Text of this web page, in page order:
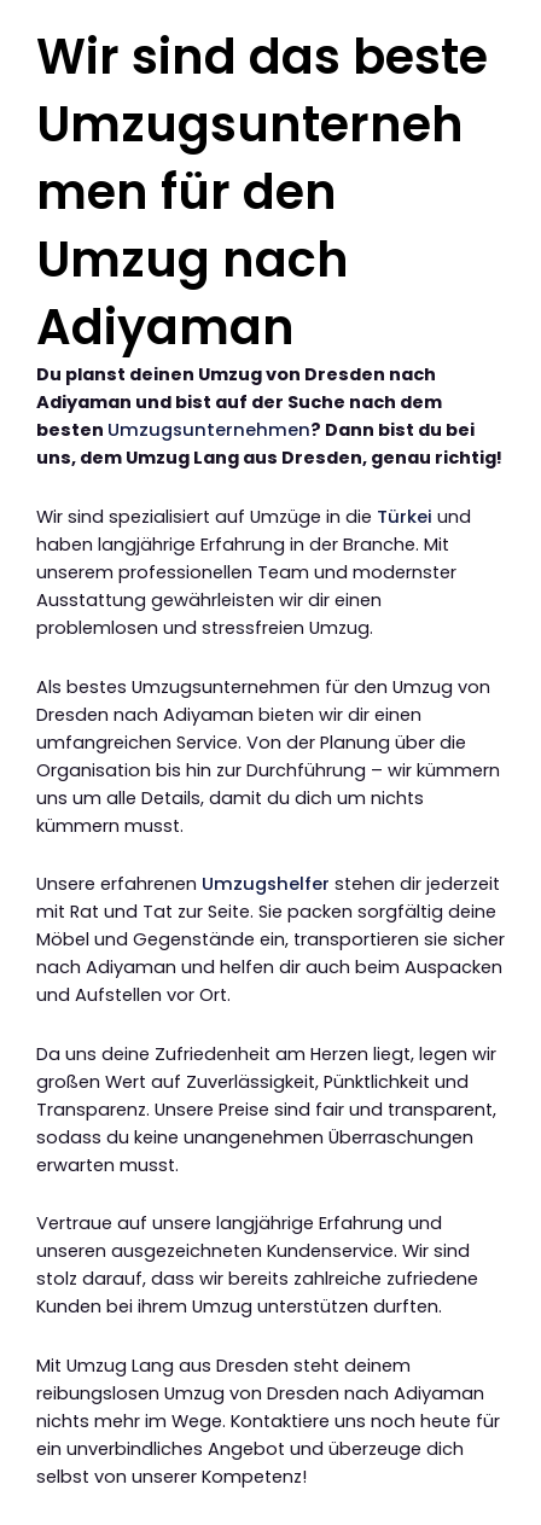
Wir sind das beste
Umzugsunterneh
men für den
Umzug nach
Adiyaman
Du planst deinen Umzug von Dresden nach
Adiyaman und bist auf der Suche nach dem
besten Umzugsunternehmen? Dann bist du bei
uns, dem Umzug Lang aus Dresden, genau richtig!
Wir sind spezialisiert auf Umzüge in die Türkei und
haben langjährige Erfahrung in der Branche. Mit
unserem professionellen Team und modernster
Ausstattung gewährleisten wir dir einen
problemlosen und stressfreien Umzug.
Als bestes Umzugsunternehmen für den Umzug von
Dresden nach Adiyaman bieten wir dir einen
umfangreichen Service. Von der Planung über die
Organisation bis hin zur Durchführung – wir kümmern
uns um alle Details, damit du dich um nichts
kümmern musst.
Unsere erfahrenen Umzugshelfer stehen dir jederzeit
mit Rat und Tat zur Seite. Sie packen sorgfältig deine
Möbel und Gegenstände ein, transportieren sie sicher
nach Adiyaman und helfen dir auch beim Auspacken
und Aufstellen vor Ort.
Da uns deine Zufriedenheit am Herzen liegt, legen wir
großen Wert auf Zuverlässigkeit, Pünktlichkeit und
Transparenz. Unsere Preise sind fair und transparent,
sodass du keine unangenehmen Überraschungen
erwarten musst.
Vertraue auf unsere langjährige Erfahrung und
unseren ausgezeichneten Kundenservice. Wir sind
stolz darauf, dass wir bereits zahlreiche zufriedene
Kunden bei ihrem Umzug unterstützen durften.
Mit Umzug Lang aus Dresden steht deinem
reibungslosen Umzug von Dresden nach Adiyaman
nichts mehr im Wege. Kontaktiere uns noch heute für
ein unverbindliches Angebot und überzeuge dich
selbst von unserer Kompetenz!